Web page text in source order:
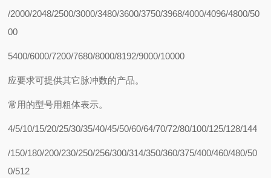
/2000/2048/2500/3000/3480/3600/3750/3968/4000/4096/4800/50
00
5400/6000/7200/7680/8000/8192/9000/10000
应要求可提供其它脉冲数的产品。
常用的型号用粗体表示。
4/5/10/15/20/25/30/35/40/45/50/60/64/70/72/80/100/125/128/144
/150/180/200/230/250/256/300/314/350/360/375/400/460/480/50
0/512